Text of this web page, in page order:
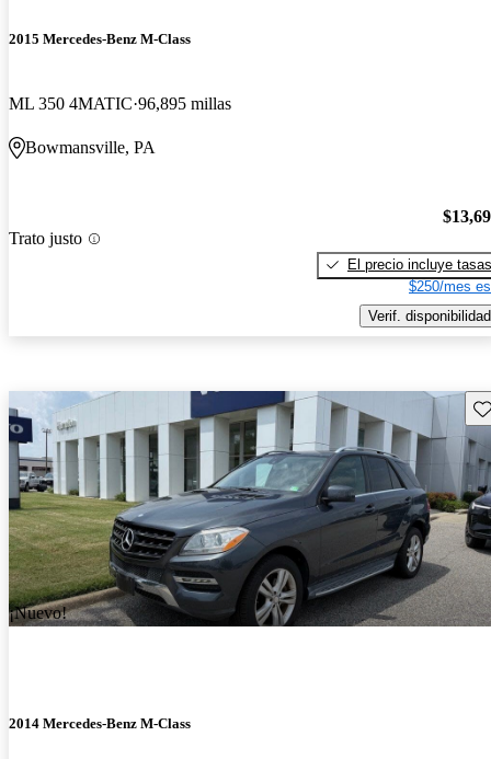
2015 Mercedes-Benz M-Class
ML 350 4MATIC 96,895 millas
Bowmansville, PA
Trato justo
El precio incluye tasas
$250/mes
Verif. disponibilidad
¡Nuevo!
2014 Mercedes-Benz M-Class